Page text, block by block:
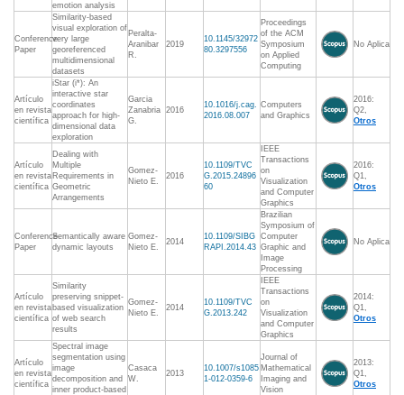
emotion analysis
Conference
Paper
Similarity-based
visual exploration of
very large
georeferenced
multidimensional
datasets
Peralta-
Aranibar
R.
2019
10.1145/32972
80.3297556
Proceedings
of the ACM
Symposium
on Applied
Computing
No Aplica
Artículo
en revista
científica
iStar (i*): An
interactive star
coordinates
approach for high-
dimensional data
exploration
Garcia
Zanabria
G.
2016
10.1016/j.cag.
2016.08.007
Computers
and Graphics
2016:
Q2,
Otros
Artículo
en revista
científica
Dealing with
Multiple
Requirements in
Geometric
Arrangements
Gomez-
Nieto E.
2016
10.1109/TVC
G.2015.24896
60
IEEE
Transactions
on
Visualization
and Computer
Graphics
2016:
Q1,
Otros
Conference
Paper
Semantically aware
dynamic layouts
Gomez-
Nieto E.
2014
10.1109/SIBG
RAPI.2014.43
Brazilian
Symposium of
Computer
Graphic and
Image
Processing
No Aplica
Artículo
en revista
científica
Similarity
preserving snippet-
based visualization
of web search
results
Gomez-
Nieto E.
2014
10.1109/TVC
G.2013.242
IEEE
Transactions
on
Visualization
and Computer
Graphics
2014:
Q1,
Otros
Artículo
en revista
científica
Spectral image
segmentation using
image
decomposition and
inner product-based
Casaca
W.
2013
10.1007/s1085
1-012-0359-6
Journal of
Mathematical
Imaging and
Vision
2013:
Q1,
Otros